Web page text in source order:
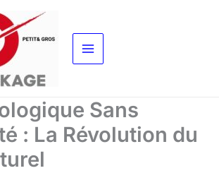
Sans
: La Révolution du